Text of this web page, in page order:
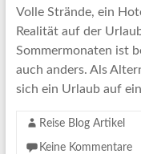
Volle Strände, ein
Realität auf der
Sommermonaten ist
auch anders. Als
sich ein Urlaub auf
Reise Blog Artikel
Keine Kommentare